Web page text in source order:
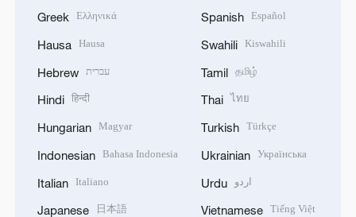
Greek Ελληνικά
Hausa Hausa
Hebrew עברית
Hindi हिन्दी
Hungarian Magyar
Indonesian Bahasa Indonesia
Italian Italiano
Japanese 日本語
Spanish Español
Swahili Kiswahili
Tamil தமிழ்
Thai ไทย
Turkish Türkçe
Ukrainian Українська
Urdu اردو
Vietnamese Tiếng Việt